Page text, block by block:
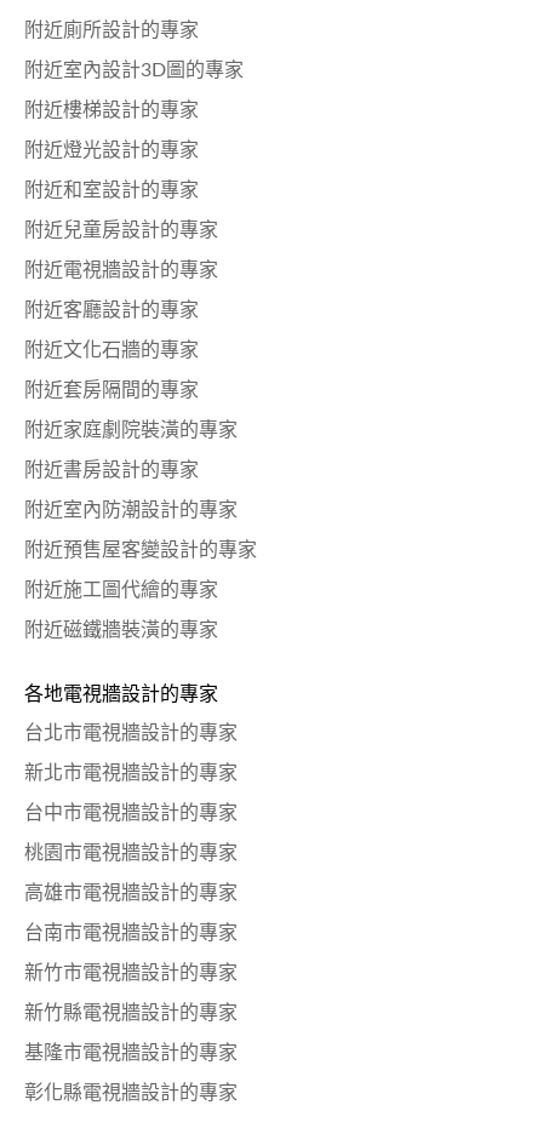
附近廁所設計的專家
附近室內設計3D圖的專家
附近樓梯設計的專家
附近燈光設計的專家
附近和室設計的專家
附近兒童房設計的專家
附近電視牆設計的專家
附近客廳設計的專家
附近文化石牆的專家
附近套房隔間的專家
附近家庭劇院裝潢的專家
附近書房設計的專家
附近室內防潮設計的專家
附近預售屋客變設計的專家
附近施工圖代繪的專家
附近磁鐵牆裝潢的專家
各地電視牆設計的專家
台北市電視牆設計的專家
新北市電視牆設計的專家
台中市電視牆設計的專家
桃園市電視牆設計的專家
高雄市電視牆設計的專家
台南市電視牆設計的專家
新竹市電視牆設計的專家
新竹縣電視牆設計的專家
基隆市電視牆設計的專家
彰化縣電視牆設計的專家